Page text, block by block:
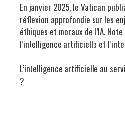
En janvier 2025, le Vatican
réflexion approfondie sur les
éthiques et moraux de l’IA.
l’intelligence artificielle et
L’intelligence artificielle au
?